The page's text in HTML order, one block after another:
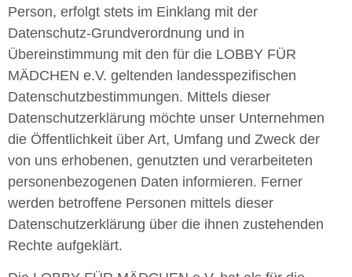
Person, erfolgt stets im Einklang mit der
Datenschutz-Grundverordnung und in
Übereinstimmung mit den für die LOBBY FÜR
MÄDCHEN e.V. geltenden landesspezifischen
Datenschutzbestimmungen. Mittels dieser
Datenschutzerklärung möchte unser Unternehmen
die Öffentlichkeit über Art, Umfang und Zweck der
von uns erhobenen, genutzten und verarbeiteten
personenbezogenen Daten informieren. Ferner
werden betroffene Personen mittels dieser
Datenschutzerklärung über die ihnen zustehenden
Rechte aufgeklärt.